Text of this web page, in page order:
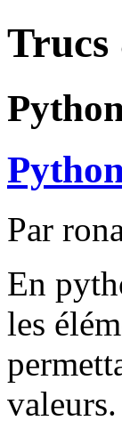
Trucs
Par
En
les
valeurs.